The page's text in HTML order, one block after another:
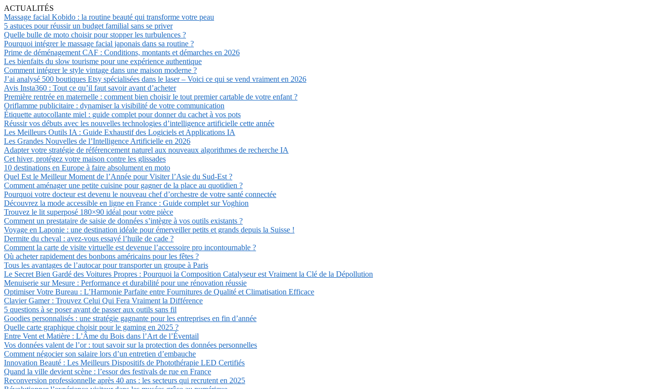
ACTUALITÉS
Massage facial Kobido : la routine beauté qui transforme votre peau
5 astuces pour réussir un budget familial sans se priver
Quelle bulle de moto choisir pour stopper les turbulences ?
Pourquoi intégrer le massage facial japonais dans sa routine ?
Prime de déménagement CAF : Conditions, montants et démarches en 2026
Les bienfaits du slow tourisme pour une expérience authentique
Comment intégrer le style vintage dans une maison moderne ?
J’ai analysé 500 boutiques Etsy spécialisées dans le laser – Voici ce qui se vend vraiment en 2026
Avis Insta360 : Tout ce qu’il faut savoir avant d’acheter
Première rentrée en maternelle : comment bien choisir le tout premier cartable de votre enfant ?
Oriflamme publicitaire : dynamiser la visibilité de votre communication
Étiquette autocollante miel : guide complet pour donner du cachet à vos pots
Réussir vos débuts avec les nouvelles technologies d’intelligence artificielle cette année
Les Meilleurs Outils IA : Guide Exhaustif des Logiciels et Applications IA
Les Grandes Nouvelles de l’Intelligence Artificielle en 2026
Adapter votre stratégie de référencement naturel aux nouveaux algorithmes de recherche IA
Cet hiver, protégez votre maison contre les glissades
10 destinations en Europe à faire absolument en moto
Quel Est le Meilleur Moment de l’Année pour Visiter l’Asie du Sud-Est ?
Comment aménager une petite cuisine pour gagner de la place au quotidien ?
Pourquoi votre docteur est devenu le nouveau chef d’orchestre de votre santé connectée
Découvrez la mode accessible en ligne en France : Guide complet sur Voghion
Trouvez le lit superposé 180×90 idéal pour votre pièce
Comment un prestataire de saisie de données s’intègre à vos outils existants ?
Voyage en Laponie : une destination idéale pour émerveiller petits et grands depuis la Suisse !
Dermite du cheval : avez-vous essayé l’huile de cade ?
Comment la carte de visite virtuelle est devenue l’accessoire pro incontournable ?
Où acheter rapidement des bonbons américains pour les fêtes ?
Tous les avantages de l’autocar pour transporter un groupe à Paris
Le Secret Bien Gardé des Voitures Propres : Pourquoi la Composition Catalyseur est Vraiment la Clé de la Dépollution
Menuiserie sur Mesure : Performance et durabilité pour une rénovation réussie
Optimiser Votre Bureau : L’Harmonie Parfaite entre Fournitures de Qualité et Climatisation Efficace
Clavier Gamer : Trouvez Celui Qui Fera Vraiment la Différence
5 questions à se poser avant de passer aux outils sans fil
Goodies personnalisés : une stratégie gagnante pour les entreprises en fin d’année
Quelle carte graphique choisir pour le gaming en 2025 ?
Entre Vent et Matière : L’Âme du Bois dans l’Art de l’Éventail
Vos données valent de l’or : tout savoir sur la protection des données personnelles
Comment négocier son salaire lors d’un entretien d’embauche
Innovation Beauté : Les Meilleurs Dispositifs de Photothérapie LED Certifiés
Quand la ville devient scène : l’essor des festivals de rue en France
Reconversion professionnelle après 40 ans : les secteurs qui recrutent en 2025